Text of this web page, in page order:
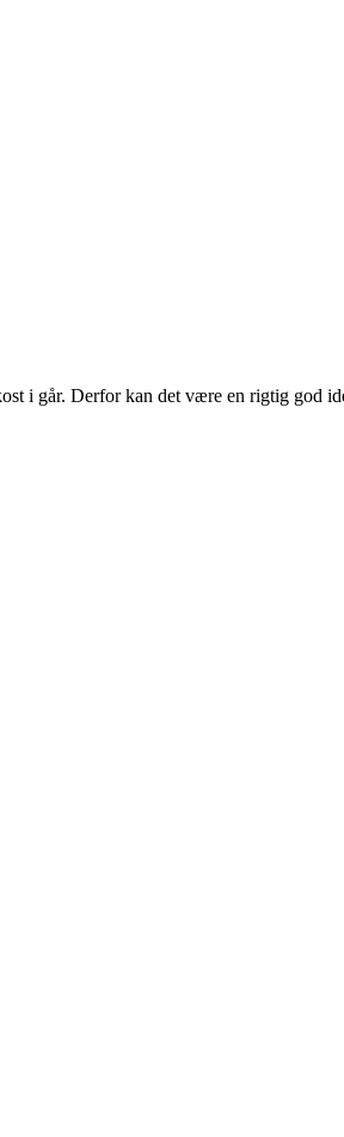
i går. Derfor kan det være en rigtig god